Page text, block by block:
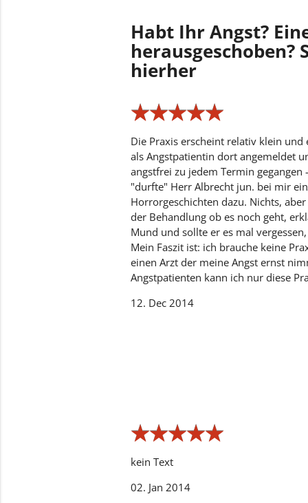
Habt Ihr Angst?
herausgeschoben?
hierher
★★★★★
★★★★★
Die Praxis erscheint relativ klein
als Angstpatientin dort angemeldet
angstfrei zu jedem Termin gegangen
"durfte" Herr Albrecht jun. bei mir
Horrorgeschichten dazu. Nichts,
der Behandlung ob es noch geht,
Mund und sollte er es mal
Mein Faszit ist: ich brauche keine
einen Arzt der meine Angst ernst
Angstpatienten kann ich nur diese
12. Dec 2014
★★★★★
★★★★★
kein Text
02. Jan 2014